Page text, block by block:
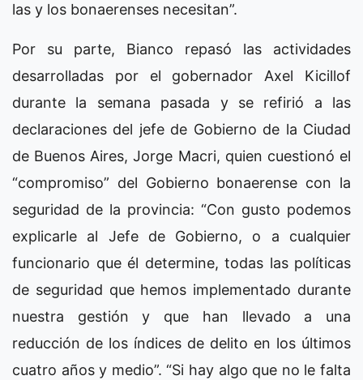
las y los bonaerenses necesitan”.
Por su parte, Bianco repasó las actividades
desarrolladas por el gobernador Axel Kicillof
durante la semana pasada y se refirió a las
declaraciones del jefe de Gobierno de la Ciudad
de Buenos Aires, Jorge Macri, quien cuestionó el
“compromiso” del Gobierno bonaerense con la
seguridad de la provincia: “Con gusto podemos
explicarle al Jefe de Gobierno, o a cualquier
funcionario que él determine, todas las políticas
de seguridad que hemos implementado durante
nuestra gestión y que han llevado a una
reducción de los índices de delito en los últimos
cuatro años y medio”. “Si hay algo que no le falta